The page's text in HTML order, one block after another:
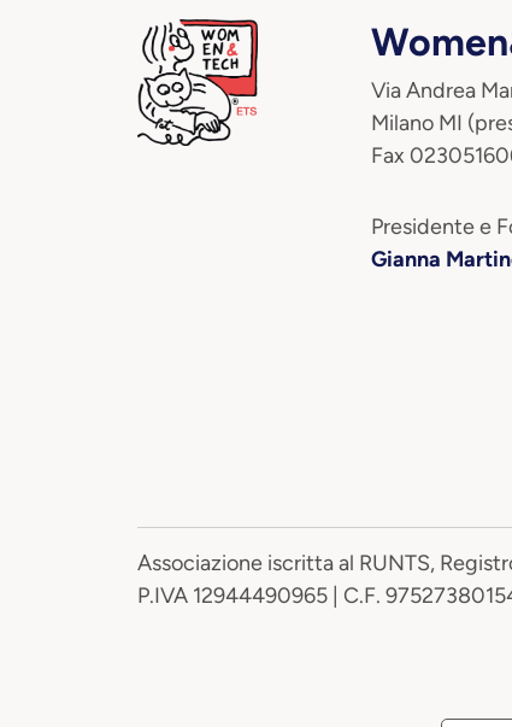
Via Andrea
Milano MI
Fax
Presidente e
Gianna
Associazione iscritta al RUNTS,
P.IVA 12944490965 | C.F.